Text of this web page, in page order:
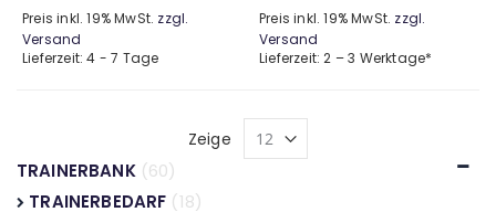
Preis inkl. 19% MwSt. zzgl.
Versand
Lieferzeit: 4 - 7 Tage
Preis inkl. 19% MwSt. zzgl.
Versand
Lieferzeit: 2 – 3 Werktage*
Zeige
TRAINERBANK (60)
TRAINERBEDARF (18)